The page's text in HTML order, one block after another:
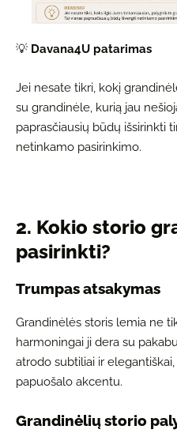
💡 Davana4U patarimas
Jei nesate tikri, kokį
su grandinėle, kurią jau
paprasčiausių būdų išsirinkti
netinkamo pasirinkimo.
2. Kokio storio
pasirinkti?
Trumpas atsakymas
Grandinėlės storis lemia ne
harmoningai ji dera su
atrodo subtiliai ir
papuošalo akcentu.
Grandinėlių storio